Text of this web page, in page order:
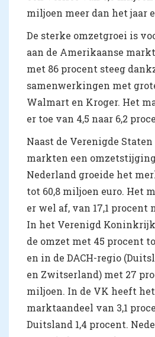
miljoen meer dan het jaar
De sterke omzetgroei is
aan de Amerikaanse
met 86 procent steeg
samenwerkingen met
Walmart en Kroger. Het
er toe van 4,5 naar 6,2
Naast de Verenigde
markten een
Nederland groeide het
tot 60,8 miljoen euro. Het
er wel af, van 17,1 procent
In het Verenigd
de omzet met 45 procent
en in de DACH-regio
en Zwitserland) met 27
miljoen. In de VK heeft
marktaandeel van 3,1
Duitsland 1,4 procent.